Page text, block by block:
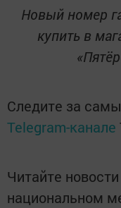
Новый номер
купить в
Следите за
Telegram-канале
Читайте
национальном